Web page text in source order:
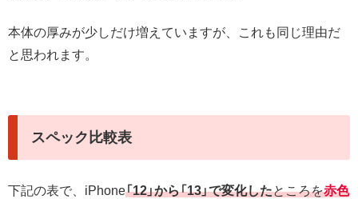
本体の厚みが少しだけ増えていますが、これも同じ理由だ
と思われます。
スペック比較表
下記の表で、iPhone「12」から「13」で変化したところを赤色